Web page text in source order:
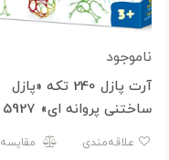
ناموجود
آرت پازل 240 تکه «پازل
ساختنی پروانه ای» 5927
مقایسه